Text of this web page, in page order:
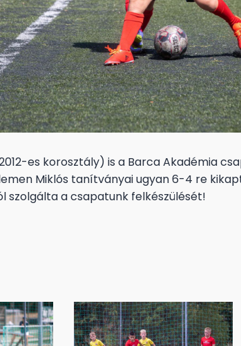
es korosztály) is a Barca Akadémia
Miklós tanítványai ugyan 6-4 re
szolgálta a csapatunk felkészülését!